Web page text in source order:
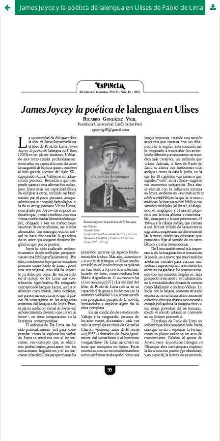
James Joyce y la poética de lalengua en Ulises de Paolo de Lima